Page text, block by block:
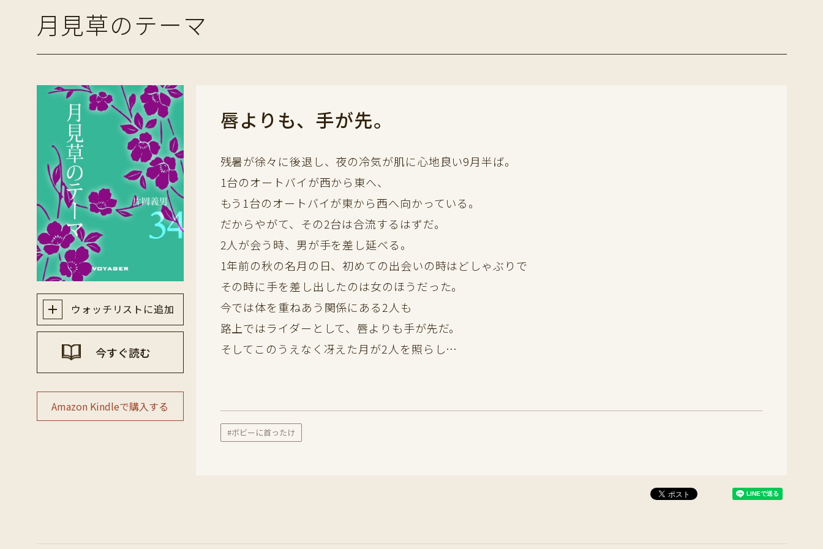
月見草のテーマ
ウォッチリストに追加
今すぐ読む
Amazon Kindleで購入する
唇よりも、手が先。
残暑が徐々に後退し、夜の冷気が肌に心地良い9月半ば。
1台のオートバイが西から東へ、
もう1台のオートバイが東から西へ向かっている。
だからやがて、その2台は合流するはずだ。
2人が会う時、男が手を差し延べる。
1年前の秋の名月の日、初めての出会いの時はどしゃぶりで
その時に手を差し出したのは女のほうだった。
今では体を重ねあう関係にある2人も
路上ではライダーとして、唇よりも手が先だ。
そしてこのうえなく冴えた月が2人を照らし…
#ボビーに首ったけ